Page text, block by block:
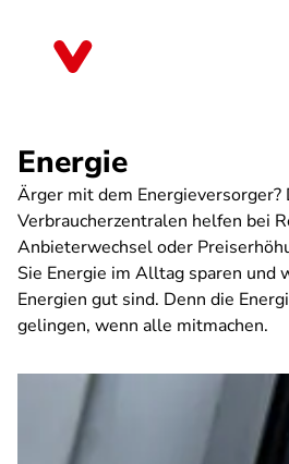
Energie
Ärger mit dem Energieversorger?
Verbraucherzentralen helfen bei
Anbieterwechsel oder
Sie Energie im Alltag sparen und
Energien gut sind. Denn die
gelingen, wenn alle mitmachen.